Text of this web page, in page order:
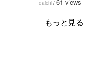
daichi / 61 views
もっと見る